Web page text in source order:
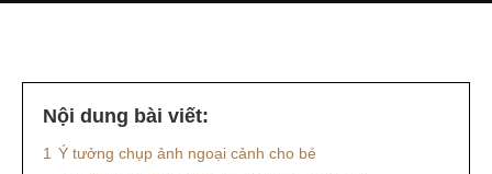
Nội dung bài viết:
1 Ý tưởng chụp ảnh ngoại cảnh cho bé